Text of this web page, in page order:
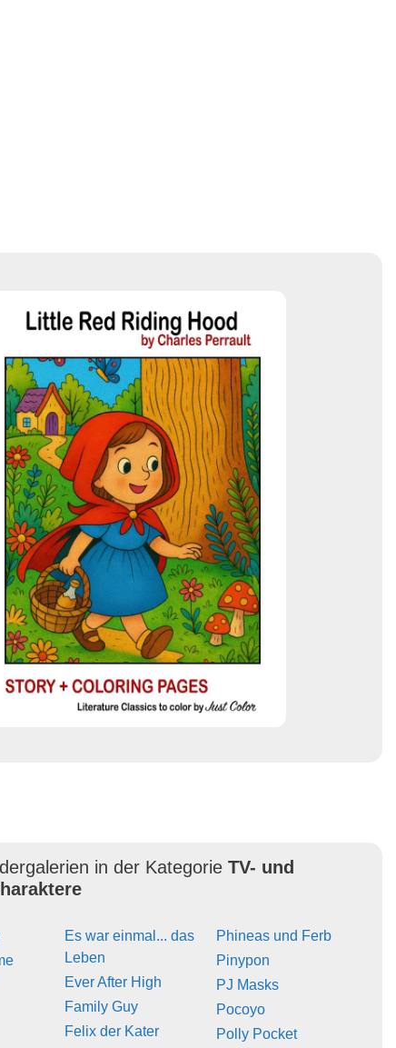
in der KategorieTV- und
Es war einmal... das
Leben
Ever After High
Family Guy
Felix der Kater
Phineas und Ferb
Pinypon
PJ Masks
Pocoyo
Polly Pocket